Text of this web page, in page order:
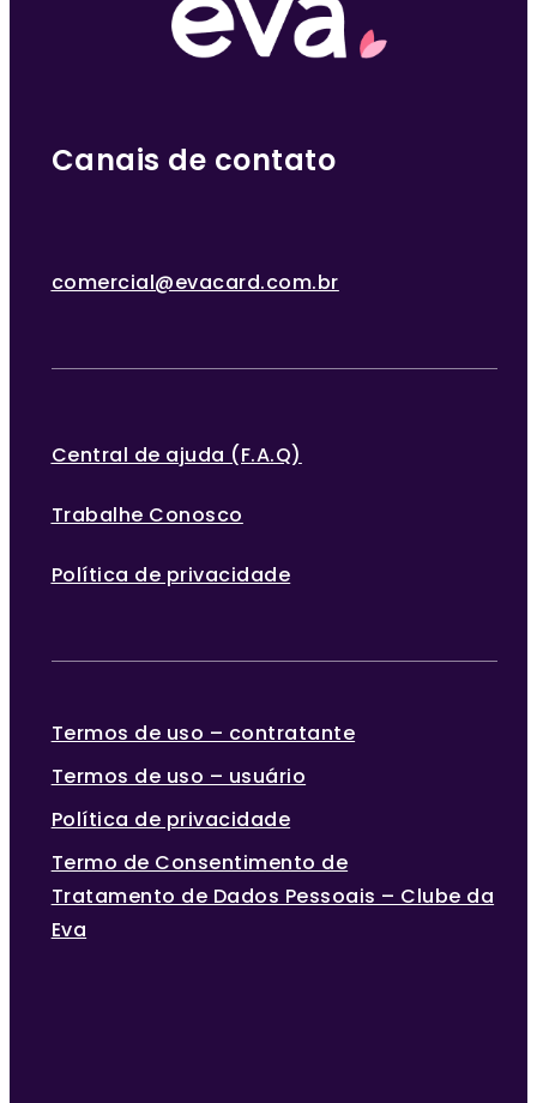
Canais de contato
comercial@evacard.com.br
Central de ajuda (F.A.Q)
Trabalhe Conosco
Política de privacidade
Termos de uso – contratante
Termos de uso – usuário
Política de privacidade
Termo de Consentimento de
Tratamento de Dados Pessoais – Clube da
Eva